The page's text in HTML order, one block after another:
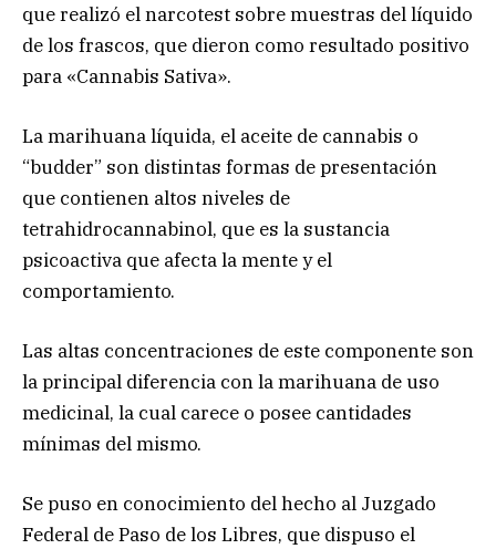
que realizó el narcotest sobre muestras del líquido
de los frascos, que dieron como resultado positivo
para «Cannabis Sativa».
La marihuana líquida, el aceite de cannabis o
“budder” son distintas formas de presentación
que contienen altos niveles de
tetrahidrocannabinol, que es la sustancia
psicoactiva que afecta la mente y el
comportamiento.
Las altas concentraciones de este componente son
la principal diferencia con la marihuana de uso
medicinal, la cual carece o posee cantidades
mínimas del mismo.
Se puso en conocimiento del hecho al Juzgado
Federal de Paso de los Libres, que dispuso el